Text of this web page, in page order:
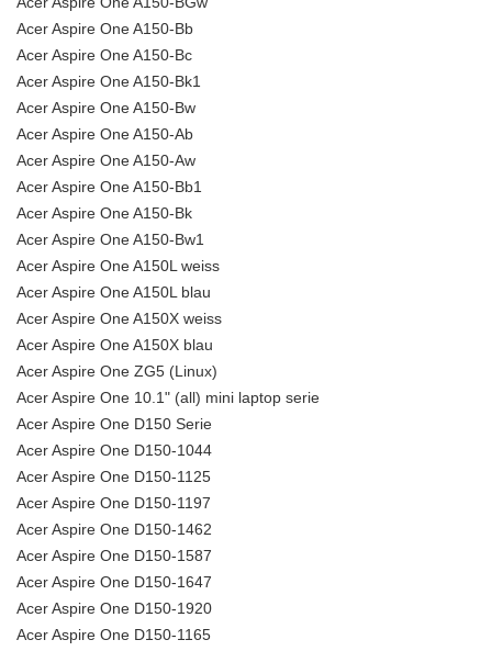
Acer Aspire One A150-Bb
Acer Aspire One A150-Bc
Acer Aspire One A150-Bk1
Acer Aspire One A150-Bw
Acer Aspire One A150-Ab
Acer Aspire One A150-Aw
Acer Aspire One A150-Bb1
Acer Aspire One A150-Bk
Acer Aspire One A150-Bw1
Acer Aspire One A150L weiss
Acer Aspire One A150L blau
Acer Aspire One A150X weiss
Acer Aspire One A150X blau
Acer Aspire One ZG5 (Linux)
Acer Aspire One 10.1" (all) mini laptop serie
Acer Aspire One D150 Serie
Acer Aspire One D150-1044
Acer Aspire One D150-1125
Acer Aspire One D150-1197
Acer Aspire One D150-1462
Acer Aspire One D150-1587
Acer Aspire One D150-1647
Acer Aspire One D150-1920
Acer Aspire One D150-1165